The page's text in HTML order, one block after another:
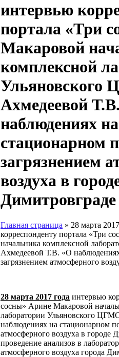
интервью
портала «Три
Макаровой
комплексной
Ульяновского
Ахмедеевой
наблюдениях на
стационарном
загрязнением
воздуха в
Димитровграде
Главная страница » 28 марта
корреспонденту портала «Три
начальника комплексной
Ахмедеевой Т.В. «О
загрязнением атмосферного
28 марта 2017 года интервью
сосны» Арине Макаровой
лаборатории Ульяновского
наблюдениях на стационарном
атмосферного воздуха в городе
проведение анализов в
атмосферного воздуха города